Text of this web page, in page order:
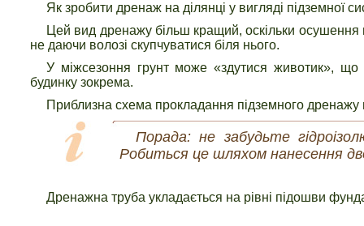
Як зробити дренаж на ділянці у вигляді підземної
Цей вид дренажу більш кращий, оскільки осушення
не даючи волозі скупчуватися біля нього.
У міжсезоння грунт може «здутися животик», що
будинку зокрема.
Приблизна схема прокладання підземного
Порада: не забудьте
Робиться це шляхом нанесення
Дренажна труба укладається на рівні підошви